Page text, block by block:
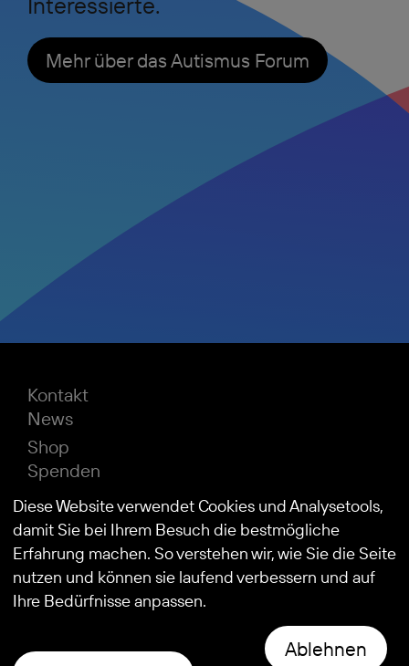
Mehr über das Autismus Forum
© 2026Stiftung Kind und Autismus
Kontakt
News
Shop
Spenden
Impressum
Datenschutz
Diese Website verwendet Cookies und Analysetools,
damit Sie bei Ihrem Besuch die bestmögliche
Erfahrung machen. So verstehen wir, wie Sie die Seite
nutzen und können sie laufend verbessern und auf
Ihre Bedürfnisse anpassen.
Ablehnen